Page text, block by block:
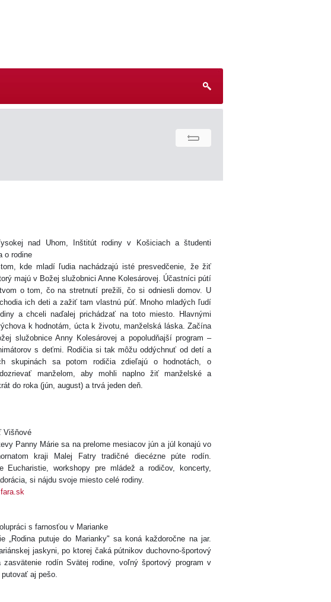
nad Uhom, Inštitút rodiny v Košiciach a študenti
o rodine
kde mladí ľudia nachádzajú isté presvedčenie, že žiť
majú v Božej služobnici Anne Kolesárovej. Účastníci pútí
o tom, čo na stretnutí prežili, čo si odniesli domov. U
ich deti a zažiť tam vlastnú púť. Mnoho mladých ľudí
a chceli naďalej prichádzať na toto miesto. Hlavnými
k hodnotám, úcta k životu, manželská láska. Začína
služobnice Anny Kolesárovej a popoludňajší program –
s deťmi. Rodičia si tak môžu oddýchnuť od detí a
skupinách sa potom rodičia zdieľajú o hodnotách, o
manželom, aby mohli naplno žiť manželské a
do roka (jún, august) a trvá jeden deň.
Višňové
Panny Márie sa na prelome mesiacov jún a júl konajú vo
kraji Malej Fatry tradičné diecézne púte rodín.
workshopy pre mládež a rodičov, koncerty,
si nájdu svoje miesto celé rodiny.
s farnosťou v Marianke
„Rodina putuje do Marianky" sa koná každoročne na jar.
jaskyni, po ktorej čaká pútnikov duchovno-športový
zasvätenie rodín Svätej rodine, voľný športový program v
aj pešo.